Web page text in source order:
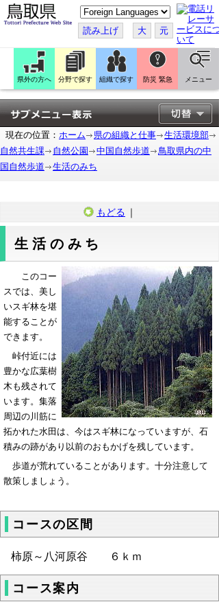
こ
の
ペ
ー
ジ
翻
訳
す
る
読み上げ 大 元
県外の方へ 分野で探す 組織で探す 防災 緊急 メニュー
現在の位置： ホーム 県の組織と仕事
生活環境部
自然共生課
自然公園 中国自然歩道
鳥取県内の中
国自然歩道
生活のみち
もどる ｜
生活のみち
このコー
スでは、美し
いスギ林を堪
能することが
できます。
峠付近には
豊かな広葉樹
木も残されて
います。集落
周辺の川筋に
拓かれた水田は、今はスギ林になっていますが、石
積みの跡があり以前のおもかげを残しています。
歩道が荒れていることがあります。十分注意して
散策しましょう。
コースの区間
柿原～八河原谷 ６ｋｍ
コース案内